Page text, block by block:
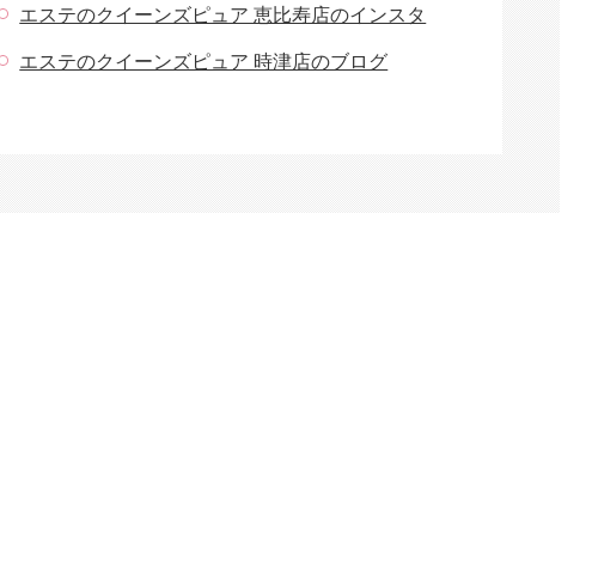
エステのクイーンズピュア 恵比寿店のインスタ
エステのクイーンズピュア 時津店のブログ